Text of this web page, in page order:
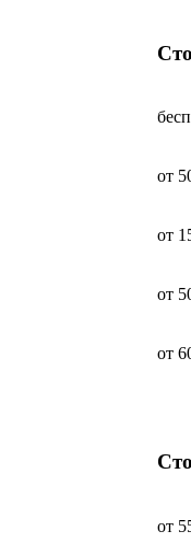
от
от
от
от
от